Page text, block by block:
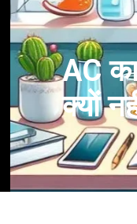
AC
क्यों